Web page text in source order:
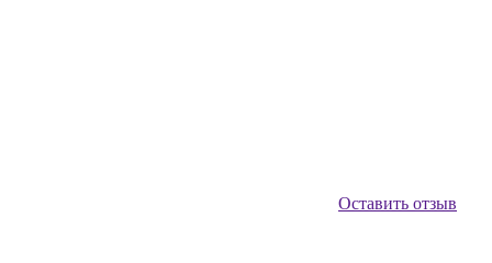
Оставить отзыв